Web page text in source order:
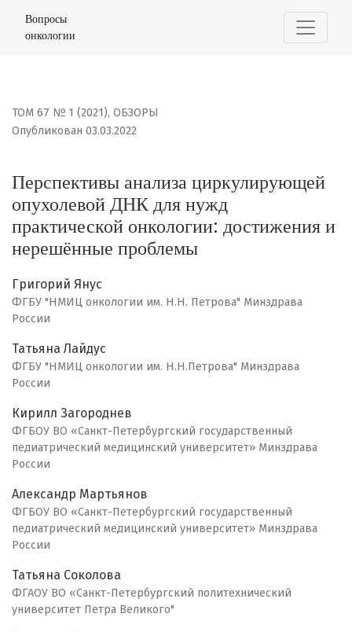
Перспективы анализа циркулирующей опухолевой
Вопросы
онкологии
ТОМ 67 № 1 (2021), ОБЗОРЫ
Перспективы анализа циркулирующей
опухолевой ДНК для нужд
практической онкологии: достижения и
нерешённые проблемы
Опубликован 03.03.2022
Григорий Янус
ФГБУ "НМИЦ онкологии им. Н.Н. Петрова" Минздрава
России
Татьяна Лайдус
ФГБУ "НМИЦ онкологии им. Н.Н.Петрова" Минздрава
России
Кирилл Загороднев
ФГБОУ ВО «Санкт-Петербургский государственный
педиатрический медицинский университет» Минздрава
России
Александр Мартьянов
ФГБОУ ВО «Санкт-Петербургский государственный
педиатрический медицинский университет» Минздрава
России
Татьяна Соколова
ФГАОУ ВО «Санкт-Петербургский политехнический
университет Петра Великого"